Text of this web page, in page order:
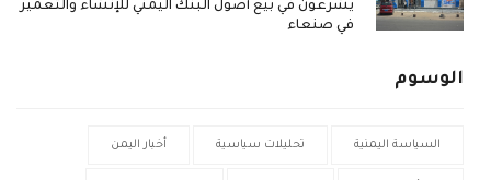
يشرعون في بيع أصول البنك اليمني للإنشاء والتعمير
في صنعاء
الوسوم
السياسة اليمنية تحليلات سياسية أخبار اليمن